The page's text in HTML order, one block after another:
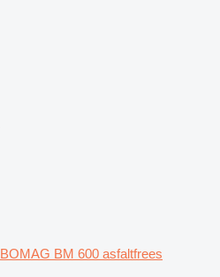
BOMAG BM 600 asfaltfrees